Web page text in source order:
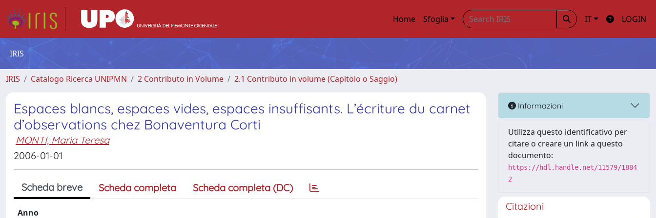
Home Sfoglia IT LOGIN
IRIS
IRIS Catalogo Ricerca UNIPMN 2 Contributo in Volume 2.1 Contributo in volume (Capitolo o Saggio)
Espaces blancs, espaces vides, espaces insuffisants. L’écriture du carnet
d’observations chez Bonaventura Corti
MONTI, Maria Teresa
2006-01-01
Scheda breve Scheda completa Scheda completa (DC)
Anno
Informazioni
Utilizza questo identificativo per
citare o creare un link a questo
documento:
https://hdl.handle.net/11579/1884
2
Citazioni